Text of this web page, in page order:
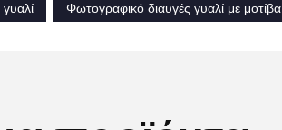
Φωτογραφικό διαυγές γυαλί με μοτίβα